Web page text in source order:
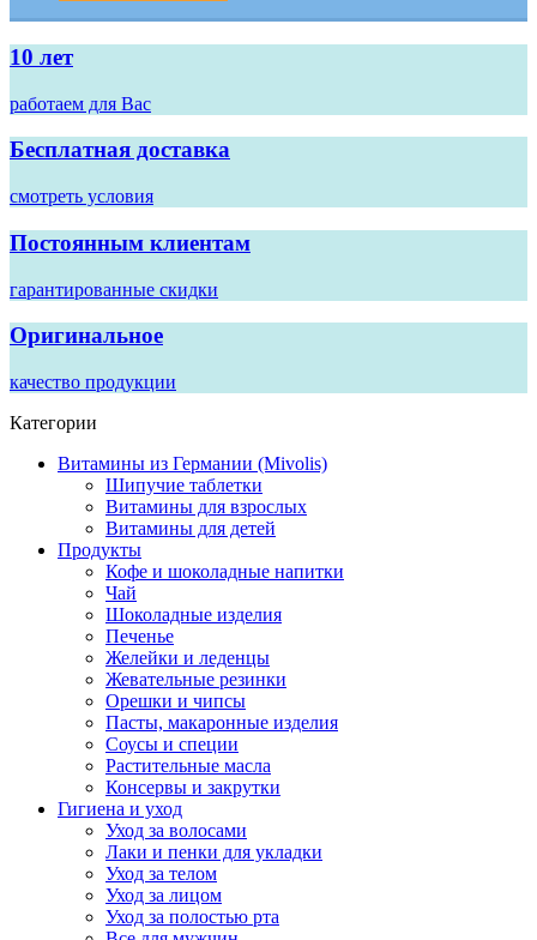
10 лет
работаем для Вас
Бесплатная доставка
смотреть условия
Постоянным клиентам
гарантированные скидки
Оригинальное
качество продукции
Категории
Витамины из Германии (Mivolis)
Шипучие таблетки
Витамины для взрослых
Витамины для детей
Продукты
Кофе и шоколадные напитки
Чай
Шоколадные изделия
Печенье
Желейки и леденцы
Жевательные резинки
Орешки и чипсы
Пасты, макаронные изделия
Соусы и специи
Растительные масла
Консервы и закрутки
Гигиена и уход
Уход за волосами
Лаки и пенки для укладки
Уход за телом
Уход за лицом
Уход за полостью рта